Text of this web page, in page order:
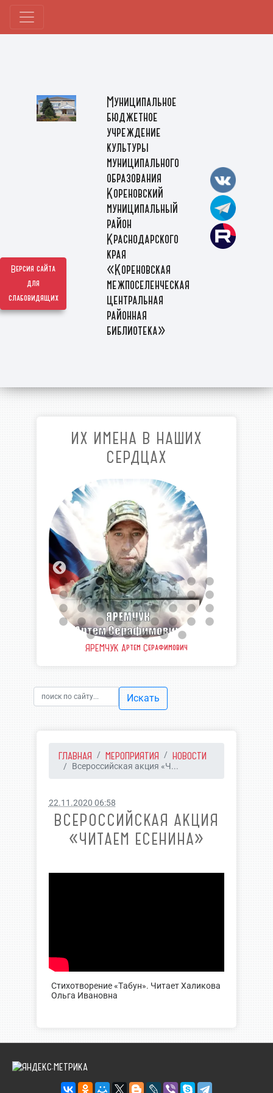
Версия сайта
для
слабовидящих
Муниципальное
бюджетное
учреждение
культуры
муниципального
образования
Кореновский
муниципальный
район
Краснодарского
края
«Кореновская
межпоселенческая
центральная
районная
библиотека»
ИХ ИМЕНА В НАШИХ
СЕРДЦАХ
ЯРЕМЧУК Артем Серафимович
Искать
ГЛАВНАЯ МЕРОПРИЯТИЯ НОВОСТИ
Всероссийская акция «Ч...
22.11.2020 06:58
ВСЕРОССИЙСКАЯ АКЦИЯ
«ЧИТАЕМ ЕСЕНИНА»
Стихотворение «Табун». Читает Халикова
Ольга Ивановна